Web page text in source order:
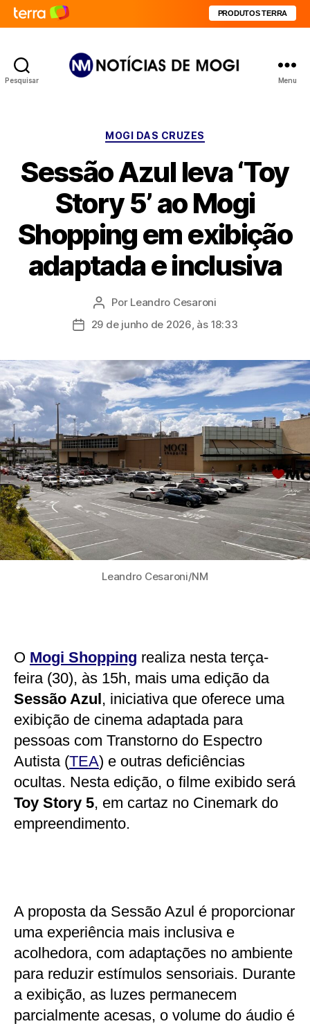
PRODUTOS TERRA
Pesquisar Menu
Categorias
MOGI DAS CRUZES
Sessão Azul leva ‘Toy
Story 5’ ao Mogi
Shopping em exibição
adaptada e inclusiva
Autor
do
Por Leandro Cesaroni
Data29 de junho de 2026, às 18:33
Leandro Cesaroni/NM
O Mogi Shopping realiza nesta terça-
feira (30), às 15h, mais uma edição da
Sessão Azul, iniciativa que oferece uma
exibição de cinema adaptada para
pessoas com Transtorno do Espectro
Autista (TEA) e outras deficiências
ocultas. Nesta edição, o filme exibido será
Toy Story 5, em cartaz no Cinemark do
empreendimento.
A proposta da Sessão Azul é proporcionar
uma experiência mais inclusiva e
acolhedora, com adaptações no ambiente
para reduzir estímulos sensoriais. Durante
a exibição, as luzes permanecem
parcialmente acesas, o volume do áudio é